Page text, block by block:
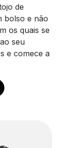
de
bolso e não
os quais se
seu
e comece a